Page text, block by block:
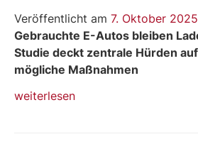
Veröffentlicht am 7. Oktober
Gebrauchte E-Autos bleiben
Studie deckt zentrale Hürden
mögliche Maßnahmen
„Pressemitteilung:
weiterlesen